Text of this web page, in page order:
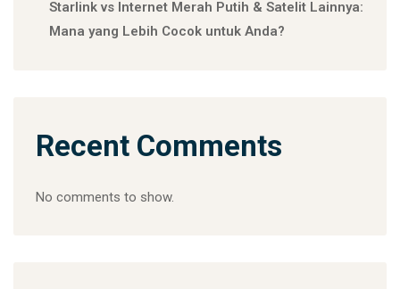
Starlink vs Internet Merah Putih & Satelit Lainnya:
Mana yang Lebih Cocok untuk Anda?
Recent Comments
No comments to show.